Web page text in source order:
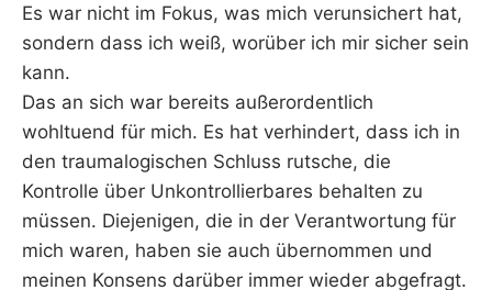
Es war nicht im Fokus, was mich verunsichert hat,
sondern dass ich weiß, worüber ich mir sicher sein
kann.
Das an sich war bereits außerordentlich
wohltuend für mich. Es hat verhindert, dass ich in
den traumalogischen Schluss rutsche, die
Kontrolle über Unkontrollierbares behalten zu
müssen. Diejenigen, die in der Verantwortung für
mich waren, haben sie auch übernommen und
meinen Konsens darüber immer wieder abgefragt.